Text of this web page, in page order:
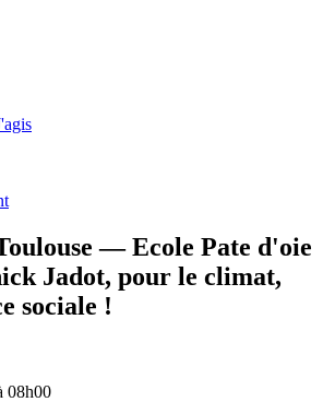
— Ecole Pate d'oie
Jadot, pour le climat,
sociale !
08h00